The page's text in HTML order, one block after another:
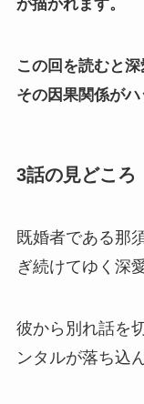
が描かれます。
この回を読むと
その因果関係がハ
3話の見どころ
既婚者である那
ぎ続けてゆく深
彼から別れ話を
ンタルが落ち込